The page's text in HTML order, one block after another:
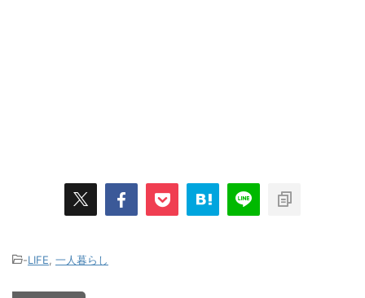
-LIFE, 一人暮らし